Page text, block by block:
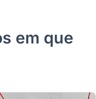
em que